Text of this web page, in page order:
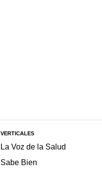
VERTICALES
La Voz de la Salud
Sabe Bien